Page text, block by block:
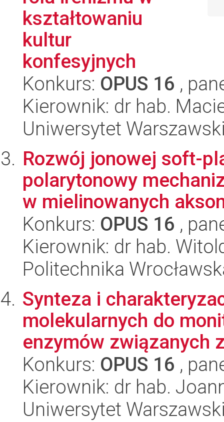
kształtowaniu
kultur
konfesyjnych
Konkurs: OPUS 16 ,
Kierownik: dr hab.
Uniwersytet
Rozwój jonowej soft-
polarytonowy
w mielinowanych
Konkurs: OPUS 16 ,
Kierownik: dr hab.
Politechnika
Synteza i
molekularnych do
enzymów związanych
Konkurs: OPUS 16 ,
Kierownik: dr hab.
Uniwersytet